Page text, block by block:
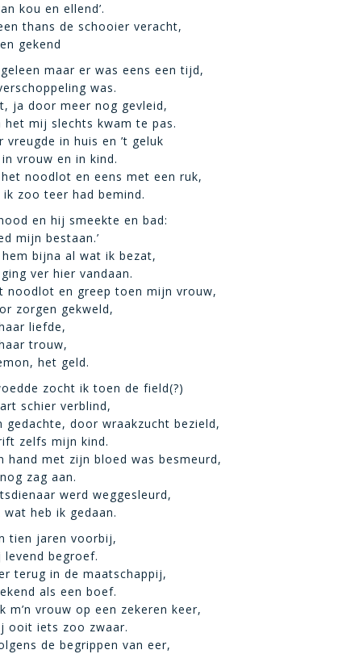
kou en ellend’.
thans de schooier veracht,
gekend
maar er was eens een tijd,
was.
ja door meer nog gevleid,
het mij slechts kwam te pas.
vreugde in huis en ’t geluk
vrouw en in kind.
noodlot en eens met een ruk,
zoo teer had bemind.
en hij smeekte en bad:
mijn bestaan.’
bijna al wat ik bezat,
ver hier vandaan.
noodlot en greep toen mijn vrouw,
zorgen gekweld,
liefde,
trouw,
het geld.
zocht ik toen de field(?)
schier verblind,
gedachte, door wraakzucht bezield,
zelfs mijn kind.
hand met zijn bloed was besmeurd,
zag aan.
werd weggesleurd,
heb ik gedaan.
tien jaren voorbij,
begroef.
terug in de maatschappij,
als een boef.
m’n vrouw op een zekeren keer,
ooit iets zoo zwaar.
de begrippen van eer,